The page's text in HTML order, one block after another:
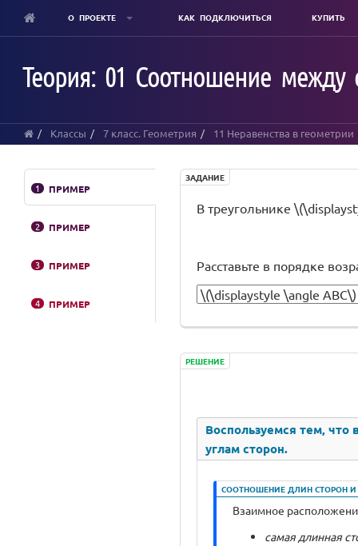
content
О ПРОЕКТЕ КАК ПОДКЛЮЧИТЬСЯ КУПИТЬ
Теория: 01 Соотношение между
Классы 7 класс. Геометрия 11 Неравенства в геометрии
1 ПРИМЕР
2 ПРИМЕР
3 ПРИМЕР
4 ПРИМЕР
ЗАДАНИЕ
В треугольнике
Расставьте в порядке
РЕШЕНИЕ
Воспользуемся тем,
углам сторон.
СООТНОШЕНИЕ ДЛИН СТОРОН
Взаимное
самая длинная